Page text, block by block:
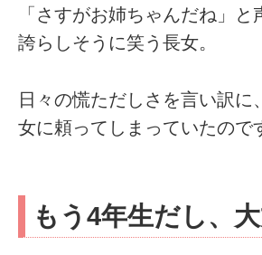
「さすがお姉ちゃんだね」と
誇らしそうに笑う長女。
日々の慌ただしさを言い訳に
女に頼ってしまっていたので
もう4年生だし、大